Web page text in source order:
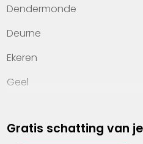
Werken bij Heylen Vastgoed
Contact
Dendermonde
Deurne
Ekeren
Geel
Hasselt
Gratis schatting van